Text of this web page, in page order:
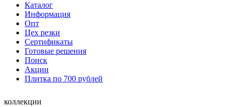
Каталог
Информация
Опт
Цех резки
Сертификаты
Готовые решения
Поиск
Акции
Плитка по 700 рублей
коллекции